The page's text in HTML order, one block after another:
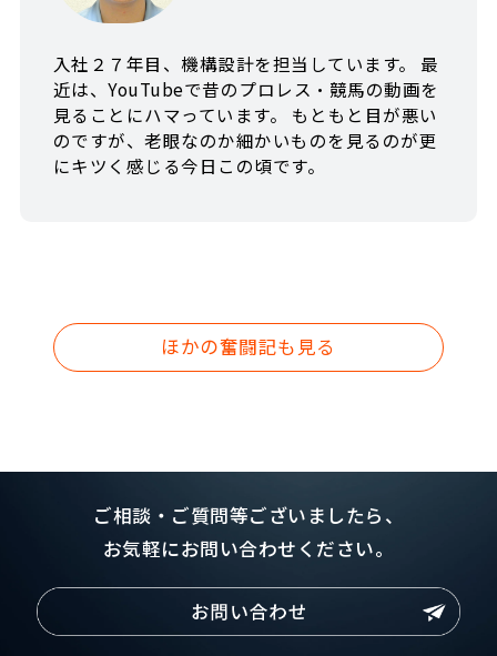
入社２７年目、機構設計を担当しています。 最
近は、YouTubeで昔のプロレス・競馬の動画を
見ることにハマっています。 もともと目が悪い
のですが、老眼なのか細かいものを見るのが更
にキツく感じる今日この頃です。
ほかの奮闘記も見る
ご相談・ご質問等ございましたら、
お気軽にお問い合わせください。